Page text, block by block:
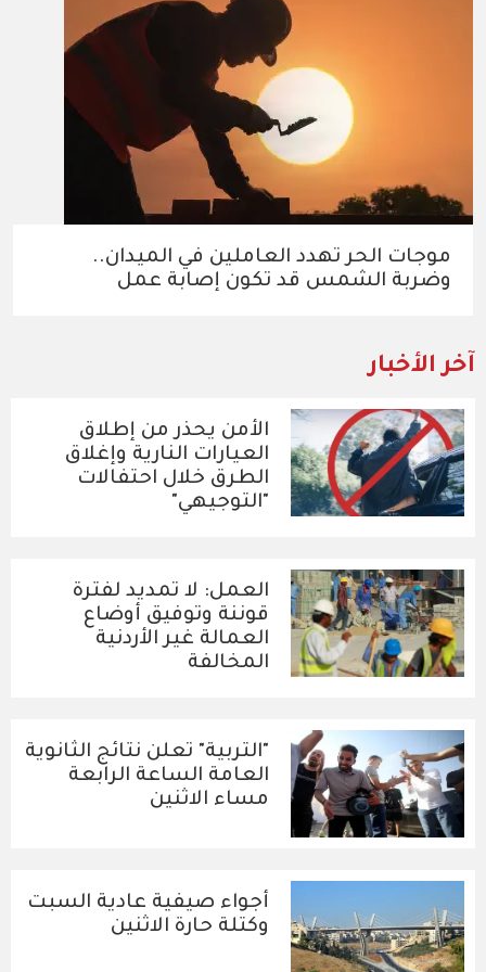
موجات الحر تهدد العاملين في الميدان..
وضربة الشمس قد تكون إصابة عمل
آخر الأخبار
الأمن يحذر من إطلاق
العيارات النارية وإغلاق
الطرق خلال احتفالات
"التوجيهي"
العمل: لا تمديد لفترة
قوننة وتوفيق أوضاع
العمالة غير الأردنية
المخالفة
"التربية" تعلن نتائج الثانوية
العامة الساعة الرابعة
مساء الاثنين
أجواء صيفية عادية السبت
وكتلة حارة الاثنين